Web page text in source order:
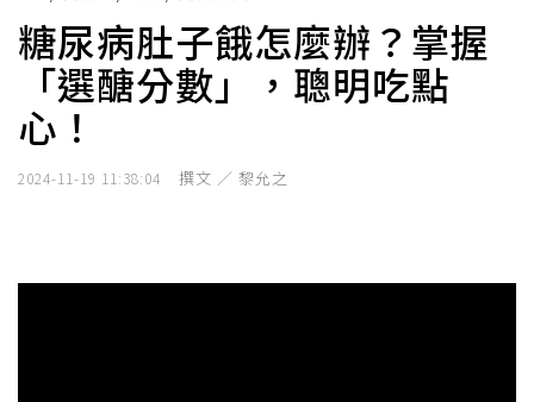
糖尿病肚子餓怎麼辦？掌握
「選醣分數」，聰明吃點
心！
2024-11-19 11:38:04 撰文 ／ 黎允之